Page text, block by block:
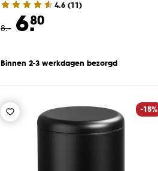
4.6 (11)
8.- 6.80
Binnen 2-3 werkdagen bezorgd
-15%